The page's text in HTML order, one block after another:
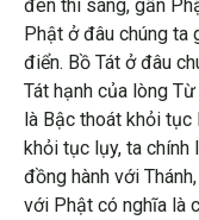
đèn thì sáng, gần
Phật ở đâu chúng ta
điển. Bồ Tát ở đâu
Tát hạnh của lòng
là Bậc thoát khỏi tục
khỏi tục lụy, ta chính
đồng hành với
với Phật có nghĩa là